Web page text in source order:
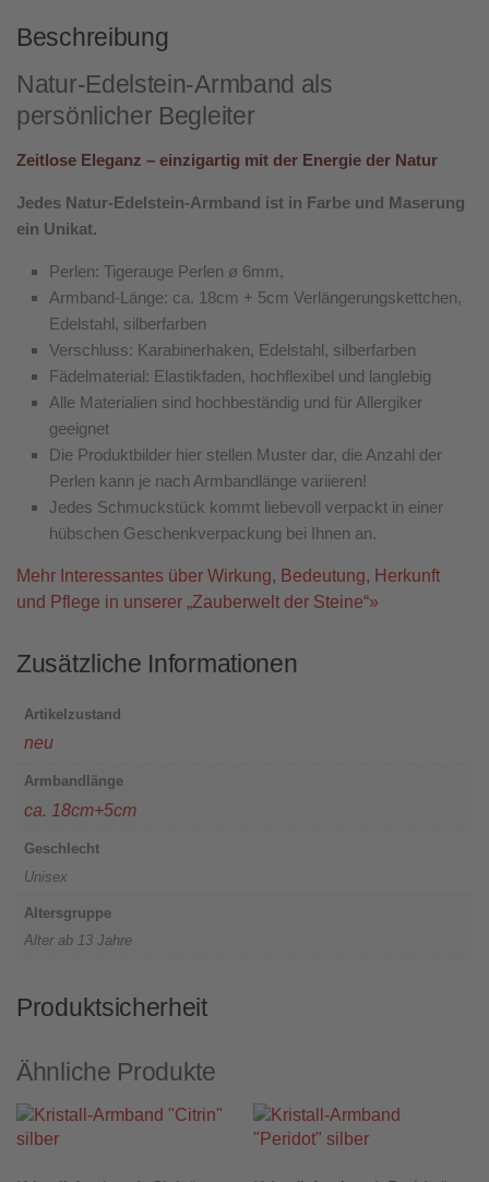
Beschreibung
Natur-Edelstein-Armband als
persönlicher Begleiter
Zeitlose Eleganz – einzigartig mit der Energie der Natur
Jedes Natur-Edelstein-Armband ist in Farbe und Maserung
ein Unikat.
Perlen: Tigerauge Perlen ø 6mm,
Armband-Länge: ca. 18cm + 5cm Verlängerungskettchen,
Edelstahl, silberfarben
Verschluss: Karabinerhaken, Edelstahl, silberfarben
Fädelmaterial: Elastikfaden, hochflexibel und langlebig
Alle Materialien sind hochbeständig und für Allergiker
geeignet
Die Produktbilder hier stellen Muster dar, die Anzahl der
Perlen kann je nach Armbandlänge variieren!
Jedes Schmuckstück kommt liebevoll verpackt in einer
hübschen Geschenkverpackung bei Ihnen an.
Mehr Interessantes über Wirkung, Bedeutung, Herkunft
und Pflege in unserer „Zauberwelt der Steine“»
Zusätzliche Informationen
Artikelzustand
neu
Armbandlänge
ca. 18cm+5cm
Geschlecht
Unisex
Altersgruppe
Alter ab 13 Jahre
Produktsicherheit
Ähnliche Produkte